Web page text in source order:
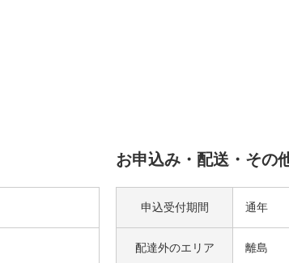
お申込み・配送・その
申込受付期間 通年
配達外のエリア 離島